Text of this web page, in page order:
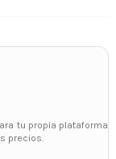
tu propia plataforma
precios.